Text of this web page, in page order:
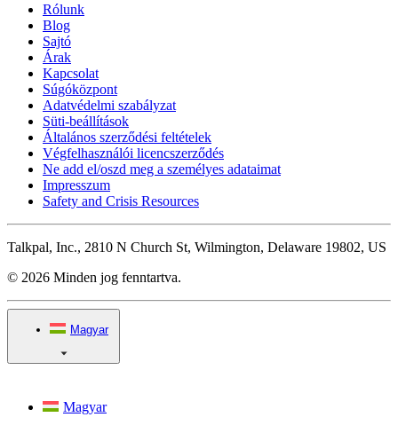
Rólunk
Blog
Sajtó
Árak
Kapcsolat
Súgóközpont
Adatvédelmi szabályzat
Süti-beállítások
Általános szerződési feltételek
Végfelhasználói licencszerződés
Ne add el/oszd meg a személyes adataimat
Impresszum
Safety and Crisis Resources
Talkpal, Inc., 2810 N Church St, Wilmington, Delaware 19802, US
© 2026 Minden jog fenntartva.
Magyar
Magyar